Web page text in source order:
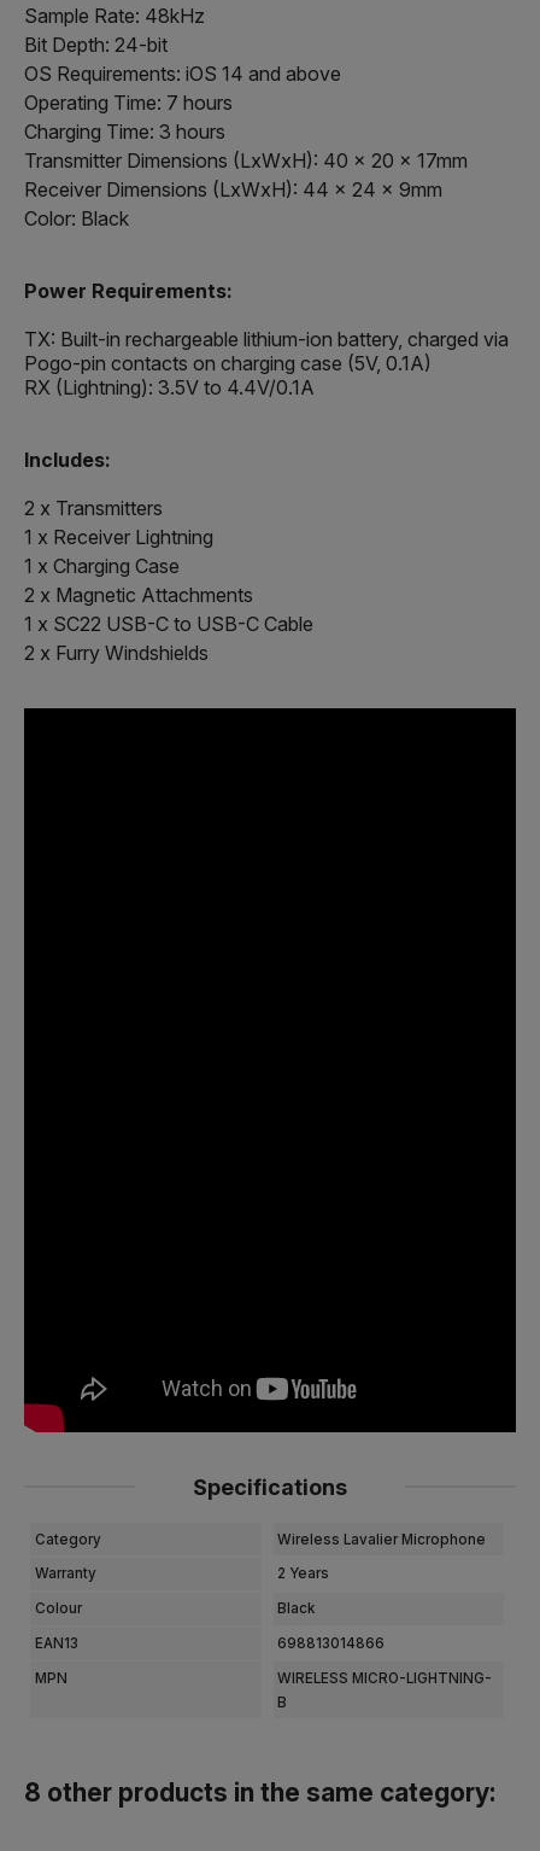
Sample Rate: 48kHz
Bit Depth: 24-bit
OS Requirements: iOS 14 and above
Operating Time: 7 hours
Charging Time: 3 hours
Transmitter Dimensions (LxWxH): 40 x 20 x 17mm
Receiver Dimensions (LxWxH): 44 x 24 x 9mm
Color: Black
Power Requirements:
TX: Built-in rechargeable lithium-ion battery, charged via
Pogo-pin contacts on charging case (5V, 0.1A)
RX (Lightning): 3.5V to 4.4V/0.1A
Includes:
2 x Transmitters
1 x Receiver Lightning
1 x Charging Case
2 x Magnetic Attachments
1 x SC22 USB-C to USB-C Cable
2 x Furry Windshields
Specifications
Category Wireless Lavalier Microphone
Warranty 2 Years
Colour Black
EAN13 698813014866
MPN
WIRELESS MICRO-LIGHTNING-
B
8 other products in the same category: